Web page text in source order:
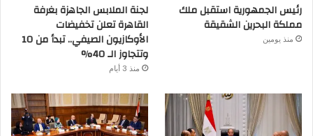
رئيس الجمهورية استقبل ملك
مملكة البحرين الشقيقة
منذ يومين
لجنة الملابس الجاهزة بغرفة
القاهرة تعلن تخفيضات
الأوكازيون الصيفي.. تبدأ من 10
وتتجاوز الـ 40%
منذ 3 أيام